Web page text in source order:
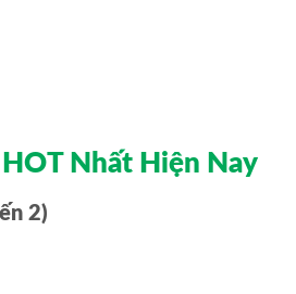
Nhất Hiện Nay
2)